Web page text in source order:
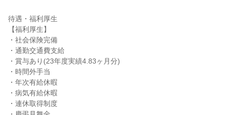
待遇・福利厚生
【福利厚生】
・社会保険完備
・通勤交通費支給
・賞与あり(23年度実績4.83ヶ月分)
・時間外手当
・年次有給休暇
・病気有給休暇
・連休取得制度